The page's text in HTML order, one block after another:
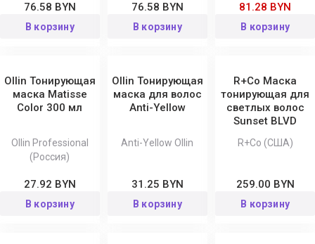
76.58 BYN
В корзину
76.58 BYN
В корзину
81.28 BYN
В корзину
Ollin Тонирующая
маска Matisse
Color 300 мл
Ollin Professional
(Россия)
27.92 BYN
В корзину
Ollin Тонирующая
маска для волос
Anti-Yellow
Anti-Yellow Ollin
31.25 BYN
В корзину
R+Co Маска
тонирующая для
светлых волос
Sunset BLVD
R+Co (США)
259.00 BYN
В корзину